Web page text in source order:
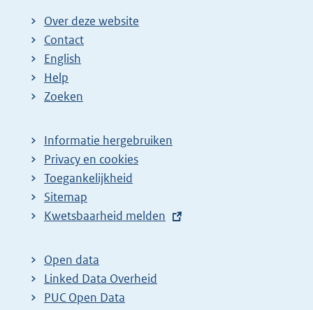
Over deze website
Contact
English
Help
Zoeken
Informatie hergebruiken
Privacy en cookies
Toegankelijkheid
Sitemap
E
t
e
r
Kwetsbaarheid melden
Open data
Linked Data Overheid
PUC Open Data